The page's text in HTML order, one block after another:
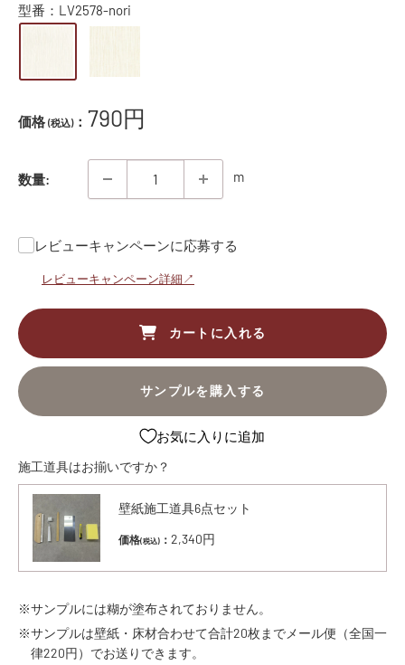
型番： LV2578-nori
価格 (税込)： 販
価
格
790円
数量: m
レビューキャンペーンに応募する
レビューキャンペーン詳細↗
カートに入れる
サンプルを購入する
お気に入りに追加
施工道具はお揃いですか？
壁紙施工道具6点セット
価格(税込) ：2,340円
※サンプルには糊が塗布されておりません。
※サンプルは壁紙・床材合わせて合計20枚までメール便（全国一
律220円）でお送りできます。